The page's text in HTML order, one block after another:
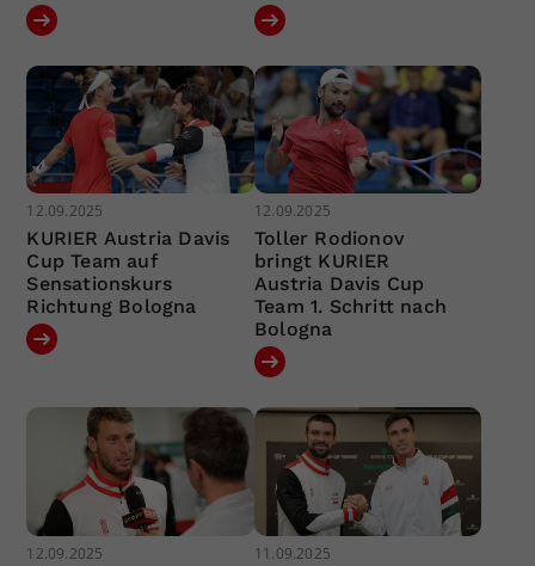
12.09.2025
KURIER Austria Davis
Cup Team auf
Sensationskurs
Richtung Bologna
12.09.2025
Toller Rodionov
bringt KURIER
Austria Davis Cup
Team 1. Schritt nach
Bologna
12.09.2025 11.09.2025